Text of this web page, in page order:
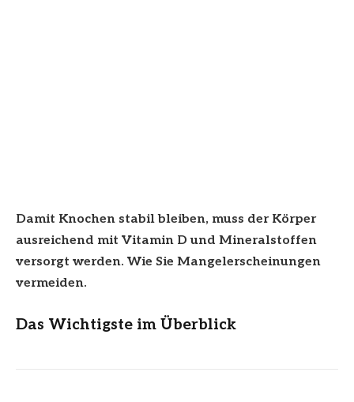
Damit Knochen stabil bleiben, muss der Körper
ausreichend mit Vitamin D und Mineralstoffen
versorgt werden. Wie Sie Mangelerscheinungen
vermeiden.
Das Wichtigste im Überblick